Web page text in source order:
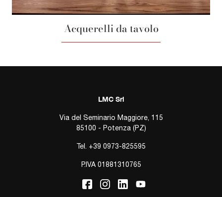
Acquerelli da tavolo
LMC Srl
Via del Seminario Maggiore, 115
85100 - Potenza (PZ)
Tel. +39 0973-825595
P.IVA 01881310765